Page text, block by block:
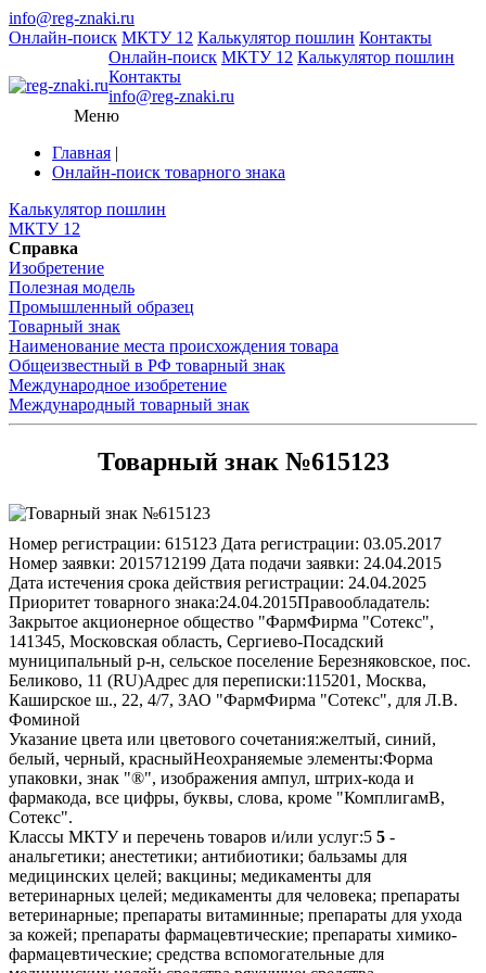
info@reg-znaki.ru
Онлайн-поиск МКТУ 12 Калькулятор пошлин Контакты
Онлайн-поиск МКТУ 12 Калькулятор пошлин
Контакты
info@reg-znaki.ru
Меню
Главная |
Онлайн-поиск товарного знака
Калькулятор пошлин
МКТУ 12
Справка
Изобретение
Полезная модель
Промышленный образец
Товарный знак
Наименование места происхождения товара
Общеизвестный в РФ товарный знак
Международное изобретение
Международный товарный знак
Товарный знак №615123
Номер регистрации: 615123 Дата регистрации: 03.05.2017
Номер заявки: 2015712199 Дата подачи заявки: 24.04.2015
Дата истечения срока действия регистрации: 24.04.2025
Приоритет товарного знака:24.04.2015Правообладатель:
Закрытое акционерное общество "ФармФирма "Сотекс",
141345, Московская область, Сергиево-Посадский
муниципальный р-н, сельское поселение Березняковское, пос.
Беликово, 11 (RU)Адрес для переписки:115201, Москва,
Каширское ш., 22, 4/7, ЗАО "ФармФирма "Сотекс", для Л.В.
Фоминой
Указание цвета или цветового сочетания:желтый, синий,
белый, черный, красныйНеохраняемые элементы:Форма
упаковки, знак "®", изображения ампул, штрих-кода и
фармакода, все цифры, буквы, слова, кроме "КомплигамВ,
Сотекс".
Классы МКТУ и перечень товаров и/или услуг:5 5 -
анальгетики; анестетики; антибиотики; бальзамы для
медицинских целей; вакцины; медикаменты для
ветеринарных целей; медикаменты для человека; препараты
ветеринарные; препараты витаминные; препараты для ухода
за кожей; препараты фармацевтические; препараты химико-
фармацевтические; средства вспомогательные для